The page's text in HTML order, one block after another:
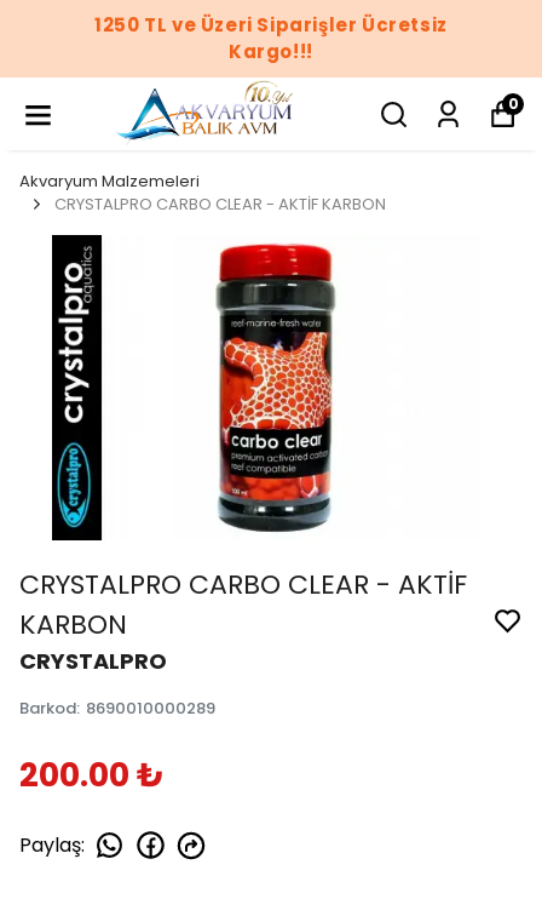
Ücretsiz
1250 TL ve Üzeri
0
Akvaryum Malzemeleri
CRYSTALPRO CARBO CLEAR - AKTİF KARBON
CRYSTALPRO CARBO CLEAR - AKTİF
KARBON
CRYSTALPRO
Barkod: 8690010000289
200.00 ₺
Paylaş: